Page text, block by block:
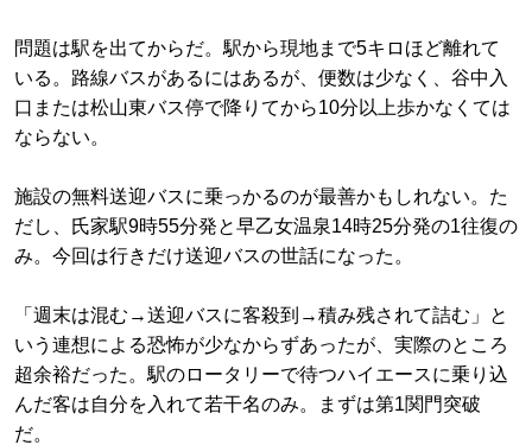
問題は駅を出てからだ。駅から現地まで5キロほど離れて
いる。路線バスがあるにはあるが、便数は少なく、谷中入
口または松山東バス停で降りてから10分以上歩かなくては
ならない。
施設の無料送迎バスに乗っかるのが最善かもしれない。た
だし、氏家駅9時55分発と早乙女温泉14時25分発の1往復の
み。今回は行きだけ送迎バスの世話になった。
「週末は混む→送迎バスに客殺到→積み残されて詰む」と
いう連想による恐怖が少なからずあったが、実際のところ
超余裕だった。駅のロータリーで待つハイエースに乗り込
んだ客は自分を入れて若干名のみ。まずは第1関門突破
だ。